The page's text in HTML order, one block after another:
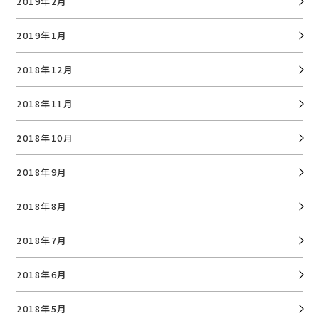
2019年1月
2018年12月
2018年11月
2018年10月
2018年9月
2018年8月
2018年7月
2018年6月
2018年5月